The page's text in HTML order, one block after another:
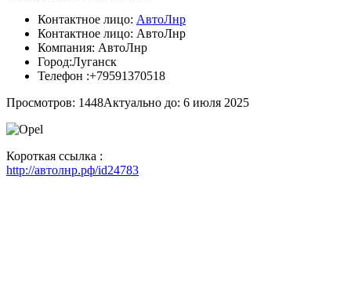
Контактное лицо: АвтоЛнр
Контактное лицо: АвтоЛнр
Компания: АвтоЛнр
Город:Луганск
Телефон :+79591370518
Просмотров: 1448Актуально до: 6 июля 2025
Короткая ссылка :
http://автолнр.рф/id24783